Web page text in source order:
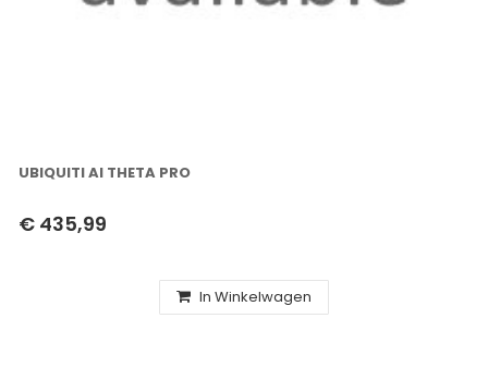
UBIQUITI AI THETA PRO
€ 435,99
In Winkelwagen